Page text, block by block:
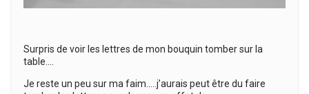
Surpris de voir les lettres de mon bouquin tomber sur la
table….
Je reste un peu sur ma faim…..j’aurais peut être du faire